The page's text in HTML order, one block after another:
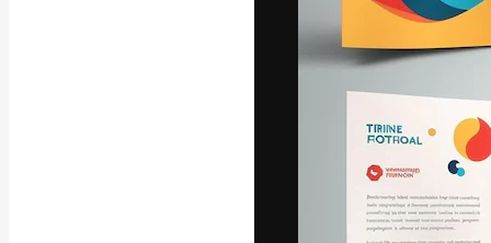
Copyright © 2010-